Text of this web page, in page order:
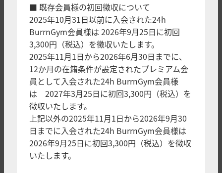
■ 既存会員様の初回徴収について
2025年10月31日以前に入会された24h
BurrnGym会員様は 2026年9月25日に初回
3,300円（税込）を徴収いたします。
2025年11月1日から2026年6月30日までに、
12か月の在籍条件が設定されたプレミアム会
員として入会された24h BurrnGym会員様
は 2027年3月25日に初回3,300円（税込）を
徴収いたします。
上記以外の2025年11月1日から2026年9月30
日までに入会された24h BurrnGym会員様は
2026年9月25日に初回3,300円（税込）を徴収
いたします。